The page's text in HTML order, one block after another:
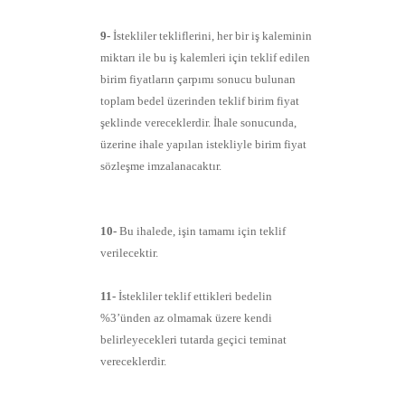
9- İstekliler tekliflerini, her bir iş kaleminin
miktarı ile bu iş kalemleri için teklif edilen
birim fiyatların çarpımı sonucu bulunan
toplam bedel üzerinden teklif birim fiyat
şeklinde vereceklerdir. İhale sonucunda,
üzerine ihale yapılan istekliyle birim fiyat
sözleşme imzalanacaktır.
10- Bu ihalede, işin tamamı için teklif
verilecektir.
11- İstekliler teklif ettikleri bedelin
%3’ünden az olmamak üzere kendi
belirleyecekleri tutarda geçici teminat
vereceklerdir.